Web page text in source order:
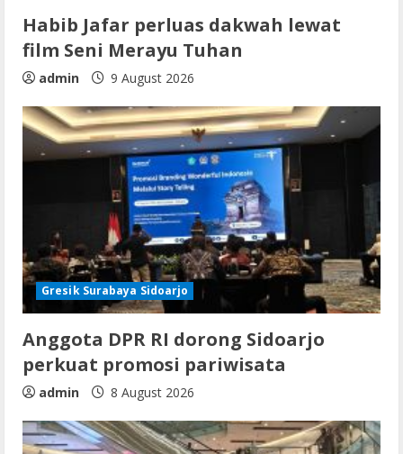
Habib Jafar perluas dakwah lewat
film Seni Merayu Tuhan
admin 9 August 2026
Gresik Surabaya Sidoarjo
Anggota DPR RI dorong Sidoarjo
perkuat promosi pariwisata
admin 8 August 2026